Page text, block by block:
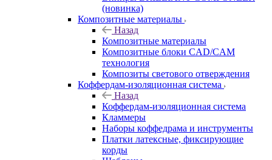
(новинка)
Композитные материалы
Назад
Композитные материалы
Композитные блоки CAD/СAM
технология
Композиты светового отверждения
Коффердам-изоляционная система
Назад
Коффердам-изоляционная система
Кламмеры
Наборы коффедрама и инструменты
Платки латексные, фиксирующие
корды